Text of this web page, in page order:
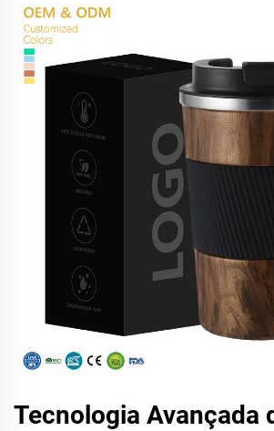
Tecnologia Avançada